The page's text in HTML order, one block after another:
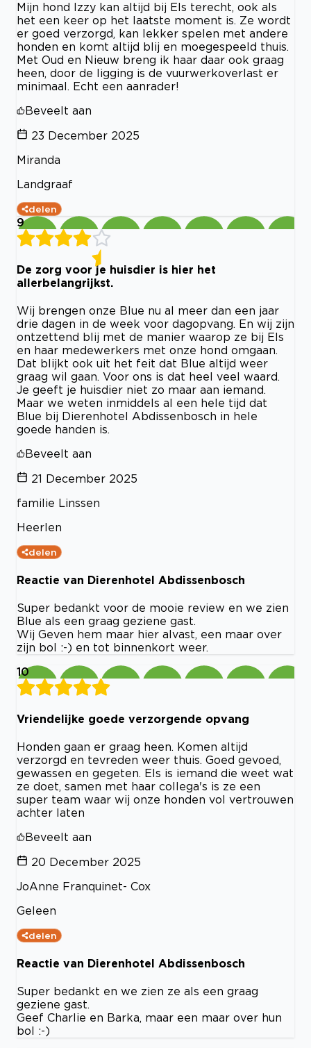
Mijn hond Izzy kan altijd bij Els terecht, ook als
het een keer op het laatste moment is. Ze wordt
er goed verzorgd, kan lekker spelen met andere
honden en komt altijd blij en moegespeeld thuis.
Met Oud en Nieuw breng ik haar daar ook graag
heen, door de ligging is de vuurwerkoverlast er
minimaal. Echt een aanrader!
Beveelt aan
23 December 2025
Miranda
Landgraaf
delen
9
De zorg voor je huisdier is hier het
allerbelangrijkst.
Wij brengen onze Blue nu al meer dan een jaar
drie dagen in de week voor dagopvang. En wij zijn
ontzettend blij met de manier waarop ze bij Els
en haar medewerkers met onze hond omgaan.
Dat blijkt ook uit het feit dat Blue altijd weer
graag wil gaan. Voor ons is dat heel veel waard.
Je geeft je huisdier niet zo maar aan iemand.
Maar we weten inmiddels al een hele tijd dat
Blue bij Dierenhotel Abdissenbosch in hele
goede handen is.
Beveelt aan
21 December 2025
familie Linssen
Heerlen
delen
Reactie van Dierenhotel Abdissenbosch
Super bedankt voor de mooie review en we zien
Blue als een graag geziene gast.
Wij Geven hem maar hier alvast, een maar over
zijn bol :-) en tot binnenkort weer.
10
Vriendelijke goede verzorgende opvang
Honden gaan er graag heen. Komen altijd
verzorgd en tevreden weer thuis. Goed gevoed,
gewassen en gegeten. Els is iemand die weet wat
ze doet, samen met haar collega's is ze een
super team waar wij onze honden vol vertrouwen
achter laten
Beveelt aan
20 December 2025
JoAnne Franquinet- Cox
Geleen
delen
Reactie van Dierenhotel Abdissenbosch
Super bedankt en we zien ze als een graag
geziene gast.
Geef Charlie en Barka, maar een maar over hun
bol :-)